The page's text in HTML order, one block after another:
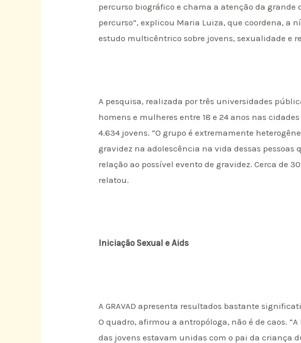
percurso biográfico e chama a atenção da
percurso”, explicou Maria Luiza, que coordena, a
estudo multicêntrico sobre jovens, sexualidade e
A pesquisa, realizada por três universidades
homens e mulheres entre 18 e 24 anos nas
4.634 jovens. “O grupo é extremamente
gravidez na adolescência na vida dessas
relação ao possível evento de gravidez. Cerca de
relatou.
Iniciação Sexual e Aids
A GRAVAD apresenta resultados bastante
O quadro, afirmou a antropóloga, não é de caos.
das jovens estavam unidas com o pai da criança